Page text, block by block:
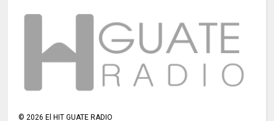
© 2026 El HIT GUATE RADIO